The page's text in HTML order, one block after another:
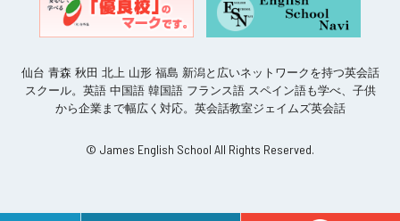
仙台 青森 秋田 北上 山形 福島 新潟と広いネットワークを持つ英会話
スクール。英語 中国語 韓国語 フランス語 スペイン語も学べ、子供
から企業まで幅広く対応。英会話教室ジェイムズ英会話
© James English School All Rights Reserved.